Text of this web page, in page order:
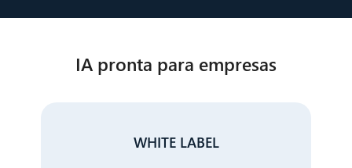
IA pronta para empresas
WHITE LABEL